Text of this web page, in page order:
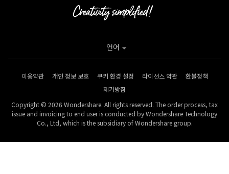
이용약관 개인 정보 보호 쿠키 환경 설정 라이선스 약관
환불정책
제거방침
Copyright © 2026 Wondershare. All rights reserved. The order process, tax
issue and invoicing to end user is conducted by Wondershare Technology
Co., Ltd, which is the subsidiary of Wondershare group.
언어